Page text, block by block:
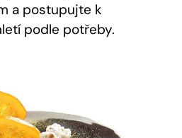
a postupujte k
podle ⁤potřeby.